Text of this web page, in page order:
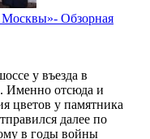
Москвы»- Обзорная
у въезда в
Именно отсюда и
цветов у памятника
далее по
в годы войны